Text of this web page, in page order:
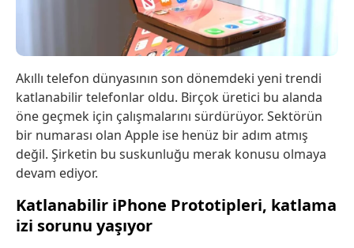
Akıllı telefon dünyasının son dönemdeki yeni trendi
katlanabilir telefonlar oldu. Birçok üretici bu alanda
öne geçmek için çalışmalarını sürdürüyor. Sektörün
bir numarası olan Apple ise henüz bir adım atmış
değil. Şirketin bu suskunluğu merak konusu olmaya
devam ediyor.
Katlanabilir iPhone Prototipleri, katlama
izi sorunu yaşıyor